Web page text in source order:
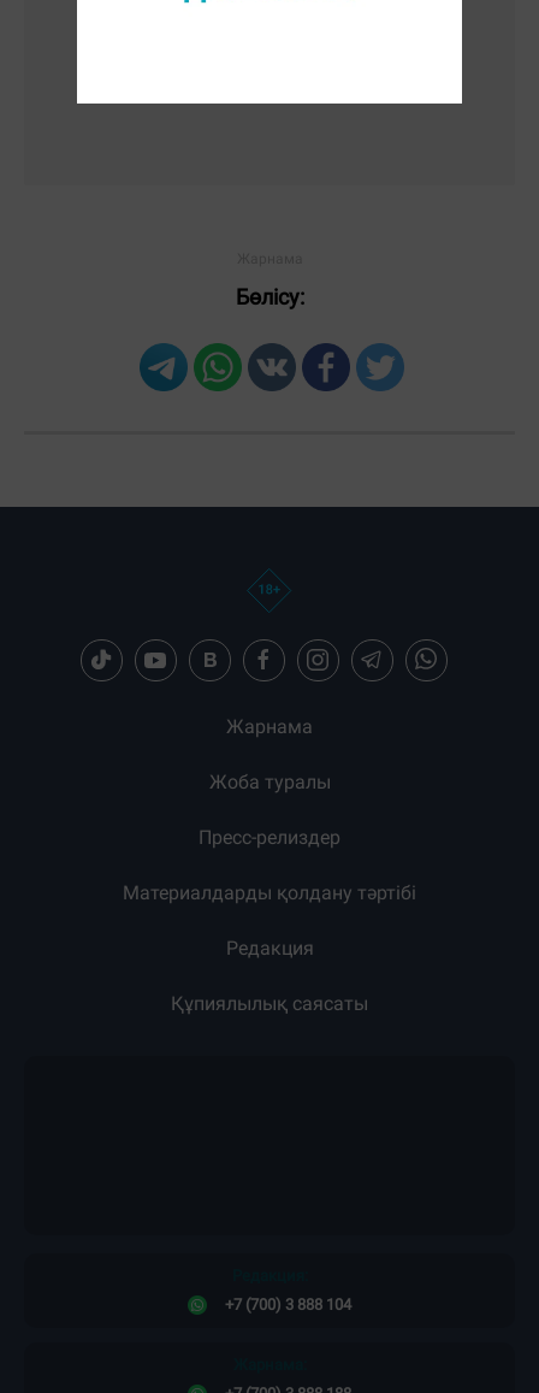
Бөлісу:
Жарнама
Жоба туралы
Пресс-релиздер
Материалдарды қолдану тәртібі
Редакция
Құпиялылық саясаты
+7 (700) 3 888 104